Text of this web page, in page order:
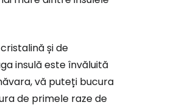
și de
insulă este învăluită
vă puteți bucura
de primele raze de